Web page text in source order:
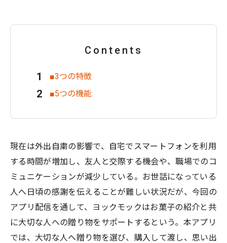
Contents
■3つの特徴
■5つの機能
現在は外出自粛の影響で、自宅でスマートフォンを利用
する時間が増加し、友人と交際する機会や、職場でのコ
ミュニケーションが減少している。お世話になっている
人へ日頃の感謝を伝えることが難しい状況だが、今回の
アプリ配信を通して、ヨックモックはお菓子の紹介と共
に大切な人への贈り物をサポートするという。本アプリ
では、大切な人へ贈り物を選び、購入して渡し、思い出